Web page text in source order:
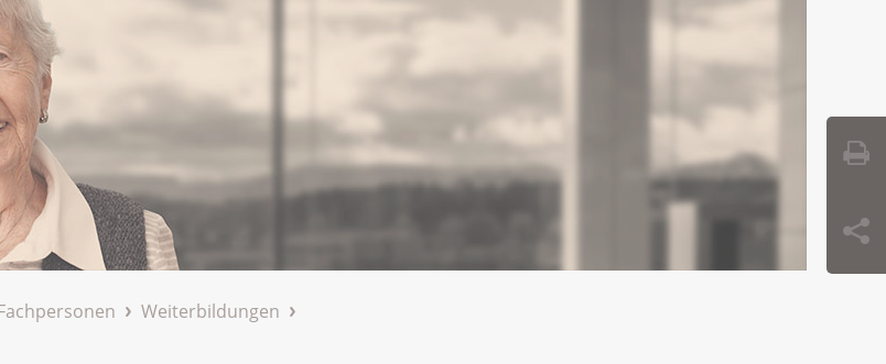
Weiterbildungen